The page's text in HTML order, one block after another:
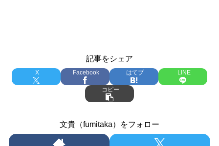
記事をシェア
X Facebook はてブ LINE
コピー
文貴（fumitaka）をフォロー